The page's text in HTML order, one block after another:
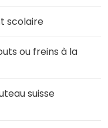
scolaire
ou freins à la
suisse